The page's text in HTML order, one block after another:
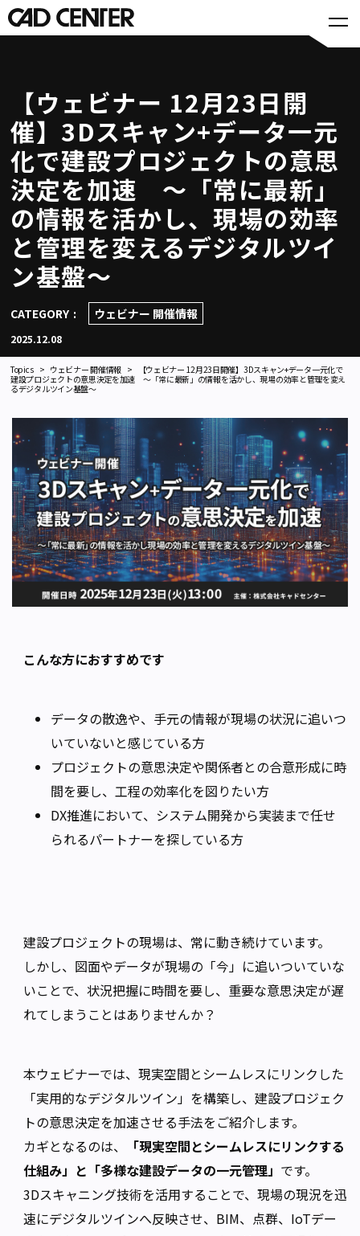
【ウェビナー 12月23日開
催】3Dスキャン+データ一元
化で建設プロジェクトの意思
決定を加速 ～「常に最新」
の情報を活かし、現場の効率
と管理を変えるデジタルツイ
ン基盤～
CATEGORY ウェビナー 開催情報
2025.12.08
Topics ウェビナー 開催情報
【ウェビナー 12月23日開催】3Dスキャン+データ一元化で
建設プロジェクトの意思決定を加速 ～「常に最新」の情報を活かし、現場の効率と管理を変え
るデジタルツイン基盤～
こんな方におすすめです
データの散逸や、手元の情報が現場の状況に追いつ
いていないと感じている方
プロジェクトの意思決定や関係者との合意形成に時
間を要し、工程の効率化を図りたい方
DX推進において、システム開発から実装まで任せ
られるパートナーを探している方
建設プロジェクトの現場は、常に動き続けています。
しかし、図面やデータが現場の「今」に追いついていな
いことで、状況把握に時間を要し、重要な意思決定が遅
れてしまうことはありませんか？
本ウェビナーでは、現実空間とシームレスにリンクした
「実用的なデジタルツイン」を構築し、建設プロジェク
トの意思決定を加速させる手法をご紹介します。
カギとなるのは、
「現実空間とシームレスにリンクする
仕組み」と「多様な建設データの一元管理」 です。
3Dスキャニング技術を活用することで、現場の現況を迅
速にデジタルツインへ反映させ、BIM、点群、IoTデー